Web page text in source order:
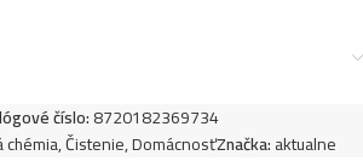
číslo:8720182369734
,Čistenie,DomácnosťZnačka:aktualne